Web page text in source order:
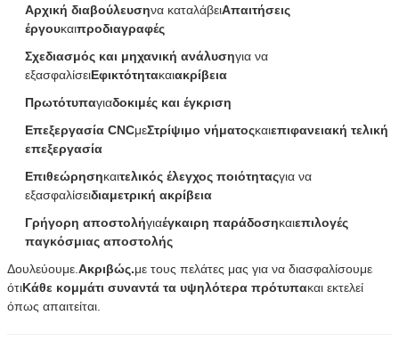
υποβολή
Αρχική διαβούλευσηνα καταλάβειΑπαιτήσεις
έργουκαιπροδιαγραφές
Σχεδιασμός και μηχανική ανάλυσηγια να
εξασφαλίσειΕφικτότητακαιακρίβεια
Πρωτότυπαγιαδοκιμές και έγκριση
Επεξεργασία CNCμεΣτρίψιμο νήματοςκαιεπιφανειακή τελική
επεξεργασία
Επιθεώρησηκαιτελικός έλεγχος ποιότηταςγια να
εξασφαλίσειδιαμετρική ακρίβεια
Γρήγορη αποστολήγιαέγκαιρη παράδοσηκαιεπιλογές
παγκόσμιας αποστολής
Δουλεύουμε. Ακριβώς.με τους πελάτες μας για να διασφαλίσουμε
ότιΚάθε κομμάτι συναντά τα υψηλότερα πρότυπακαι εκτελεί
όπως απαιτείται.